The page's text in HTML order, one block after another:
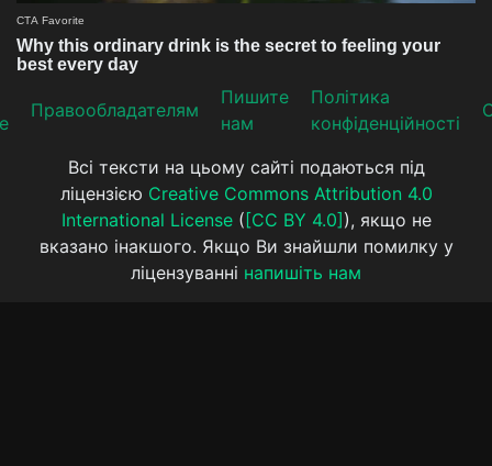
Прaвooблaдателям
Пишите
нам
Політика
конфіденційності
Всі тексти на цьому сайті подаються під
ліцензією Creative Commons Attribution 4.0
International License( [CC BY 4.0] ), якщо не
вказано інакшого. Якщо Ви знайшли помилку у
ліцензуванні напишіть нам